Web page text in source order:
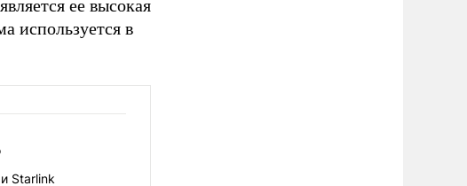
ее высокая
используется в
Starlink